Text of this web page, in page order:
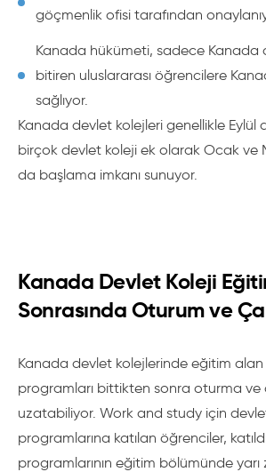
göçmenlik ofisi tarafından
Kanada hükümeti, sadece Kanada
bitiren uluslararası öğrencilere
sağlıyor.
Kanada devlet kolejleri genellikle Eylül
birçok devlet koleji ek olarak Ocak ve
da başlama imkanı sunuyor.
Kanada Devlet Koleji
Sonrasında Oturum ve
Kanada devlet kolejlerinde eğitim
programları bittikten sonra oturma ve
uzatabiliyor. Work and study için
programlarına katılan öğrenciler,
programlarının eğitim bölümünde yarı